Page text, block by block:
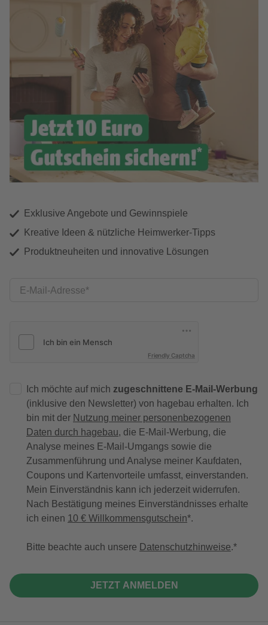
Exklusive Angebote und Gewinnspiele
Kreative Ideen & nützliche Heimwerker-Tipps
Produktneuheiten und innovative Lösungen
E-Mail-Adresse
Friendly Captcha
Ich möchte auf mich zugeschnittene E-Mail-Werbung
(inklusive den Newsletter) von hagebau erhalten. Ich
bin mit der Nutzung meiner personenbezogenen
Daten durch hagebau, die E-Mail-Werbung, die
Analyse meines E-Mail-Umgangs sowie die
Zusammenführung und Analyse meiner Kaufdaten,
Coupons und Kartenvorteile umfasst, einverstanden.
Mein Einverständnis kann ich jederzeit widerrufen.
Nach Bestätigung meines Einverständnisses erhalte
ich einen 10 € Willkommensgutschein*.
Bitte beachte auch unsere Datenschutzhinweise.
JETZT ANMELDEN